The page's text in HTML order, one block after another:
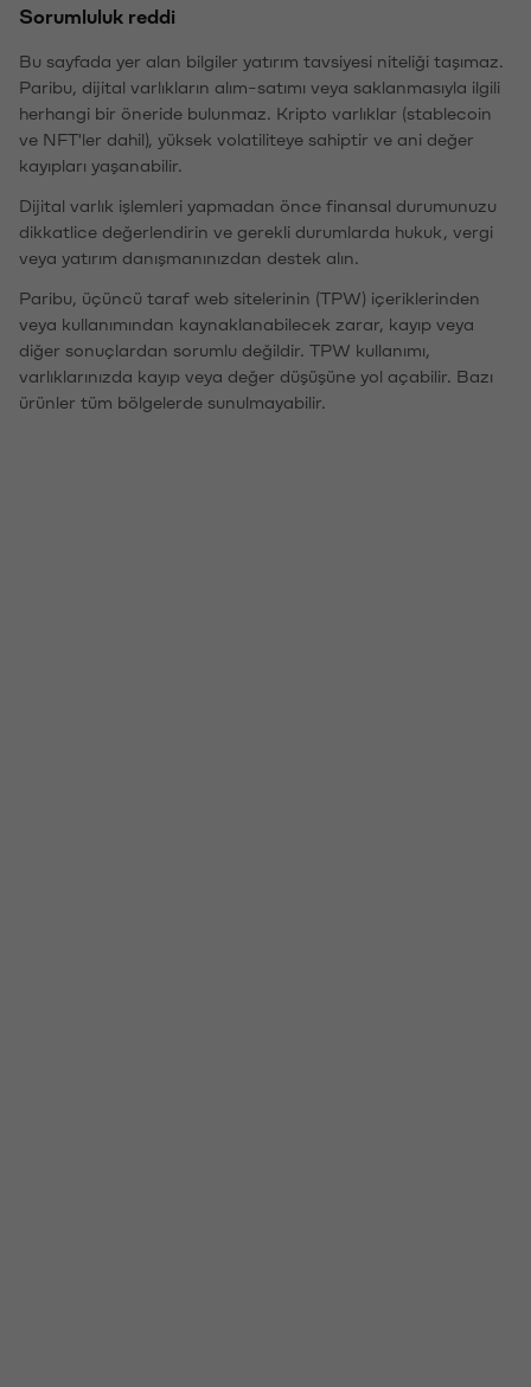
Sorumluluk reddi
Bu sayfada yer alan bilgiler yatırım tavsiyesi niteliği taşımaz.
Paribu, dijital varlıkların alım-satımı veya saklanmasıyla ilgili
herhangi bir öneride bulunmaz. Kripto varlıklar (stablecoin
ve NFT'ler dahil), yüksek volatiliteye sahiptir ve ani değer
kayıpları yaşanabilir.
Dijital varlık işlemleri yapmadan önce finansal durumunuzu
dikkatlice değerlendirin ve gerekli durumlarda hukuk, vergi
veya yatırım danışmanınızdan destek alın.
Paribu, üçüncü taraf web sitelerinin (TPW) içeriklerinden
veya kullanımından kaynaklanabilecek zarar, kayıp veya
diğer sonuçlardan sorumlu değildir. TPW kullanımı,
varlıklarınızda kayıp veya değer düşüşüne yol açabilir. Bazı
ürünler tüm bölgelerde sunulmayabilir.